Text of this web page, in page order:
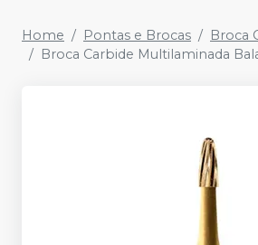
Home Pontas e Brocas
Broca
Broca Carbide Multilaminada